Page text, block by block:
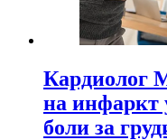
Кардиолог
на инфаркт
боли за